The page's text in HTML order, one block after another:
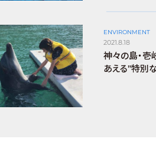
ENVIRONMENT
2021.8.18
神々の島・壱
あえる”特別